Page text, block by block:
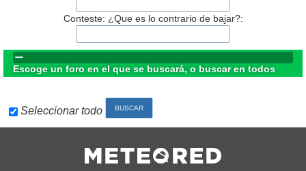
Conteste: ¿Que es lo contrario de bajar?:
Escoge un foro en el que se buscará, o buscar en todos
Seleccionar todo